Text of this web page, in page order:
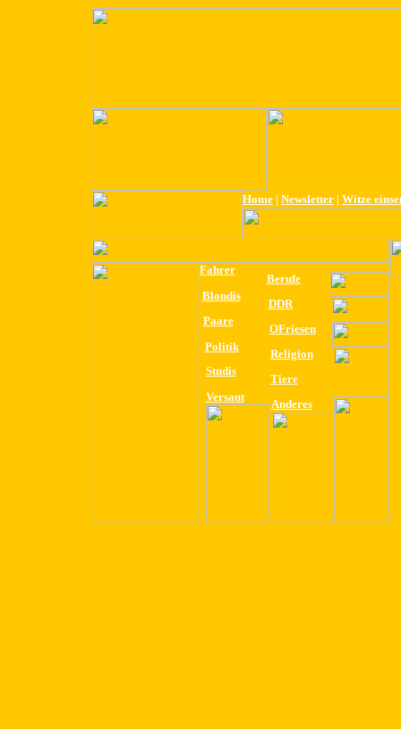
Home | Newsletter | Witze
Fahrer
Berufe
Blondis
DDR
Paare
OFriesen
Politik
Religion
Studis
Tiere
Versaut
Anderes